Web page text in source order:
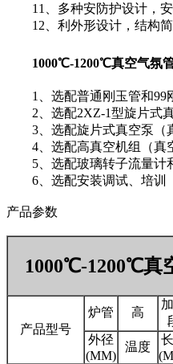
11、多种安防护设计，安
12、利外形设计，结构简
1000℃-1200℃真空气氛
1、选配普通刚玉管和99
2、选配2XZ-1型旋片式
3、选配旋片式真空泵（真
4、选配高真空机组（真空
5、选配玻璃转子流量计
6、选配安装调试、培训
产品参数
1000℃-1200℃真
产品型号
炉管 高
外径
(MM)
温度